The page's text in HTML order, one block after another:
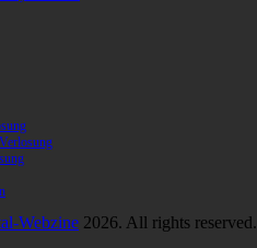
Webzine 2026. All rights reserved.